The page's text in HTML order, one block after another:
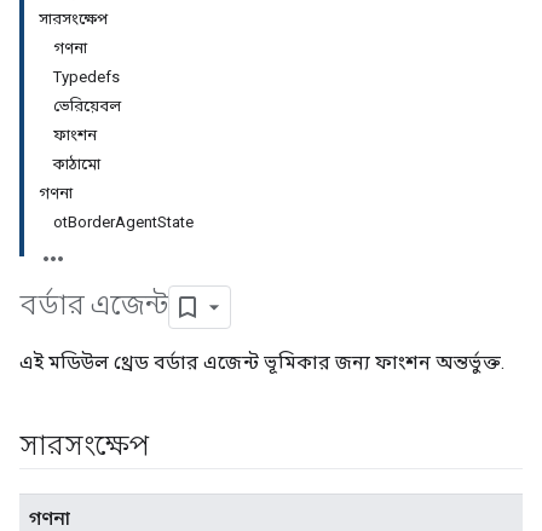
সারসংক্ষেপ
গণনা
Typedefs
ভেরিয়েবল
ফাংশন
কাঠামো
গণনা
otBorderAgentState
বর্ডার এজেন্ট
এই মডিউল থ্রেড বর্ডার এজেন্ট ভূমিকার জন্য ফাংশন অন্তর্ভুক্ত.
সারসংক্ষেপ
গণনা